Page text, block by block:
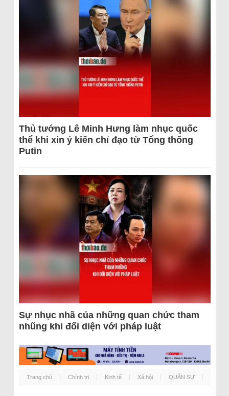
Thủ tướng Lê Minh Hưng làm nhục quốc
thể khi xin ý kiến chỉ đạo từ Tổng thống
Putin
Sự nhục nhã của những quan chức tham
nhũng khi đối diện với pháp luật
Trang chủ Chính trị Kinh tế Xã hội QUÂN SỰ